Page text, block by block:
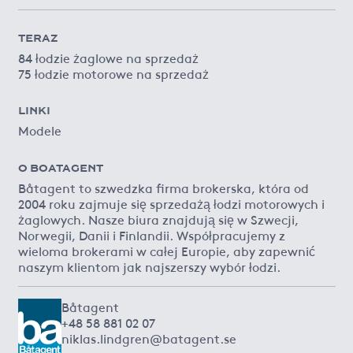
TERAZ
84 łodzie żaglowe na sprzedaż
75 łodzie motorowe na sprzedaż
LINKI
Modele
O BOATAGENT
Båtagent to szwedzka firma brokerska, która od
2004 roku zajmuje się sprzedażą łodzi motorowych i
żaglowych. Nasze biura znajdują się w Szwecji,
Norwegii, Danii i Finlandii. Współpracujemy z
wieloma brokerami w całej Europie, aby zapewnić
naszym klientom jak najszerszy wybór łodzi.
Båtagent
+48 58 881 02 07
niklas.lindgren@batagent.se